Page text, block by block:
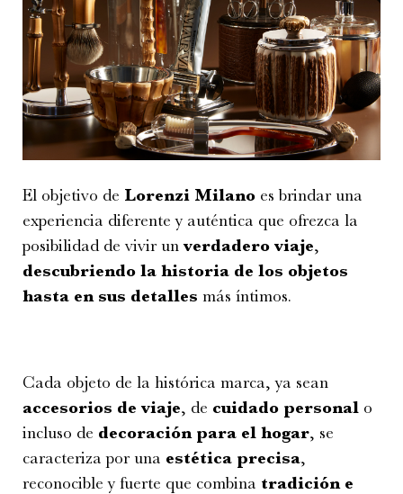
El objetivo de Lorenzi Milano es brindar una
experiencia diferente y auténtica que ofrezca la
posibilidad de vivir unverdadero viaje,
descubriendo la historia de los objetos
hasta en sus detalles más íntimos.
Cada objeto de la histórica marca, ya sean
accesorios de viaje, de cuidado personal o
incluso de decoración para el hogar, se
caracteriza por una estética precisa,
reconocible y fuerte que combina tradición e